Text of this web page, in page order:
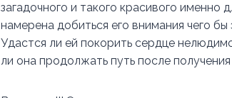
загадочного и такого красивого
намерена добиться его внимания чего
Удастся ли ей покорить сердце
ли она продолжать путь после